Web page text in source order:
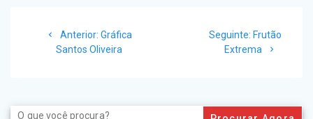
Anterior: Post
anterior:
Gráfica
Santos Oliveira
Seguinte: Post
seguinte:
Frutão
Extrema
Search